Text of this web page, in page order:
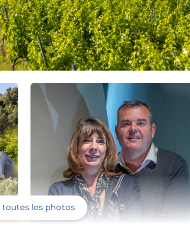
toutes les photos